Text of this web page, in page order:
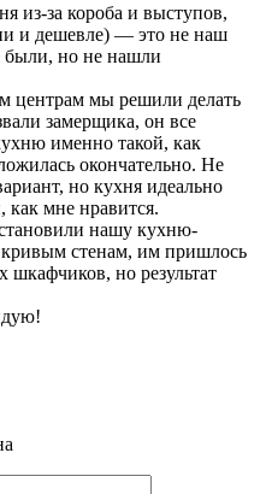
из-за короба и выступов,
и дешевле) — это не наш
были, но не нашли
центрам мы решили делать
замерщика, он все
именно такой, как
окончательно. Не
но кухня идеально
как мне нравится.
нашу кухню-
стенам, им пришлось
но результат